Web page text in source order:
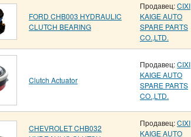
FORD CHB003 HYDRAULIC
CLUTCH BEARING
Продавец:CIXI
KAIGE AUTO
SPARE PARTS
CO.,LTD.
Clutch Actuator
Продавец:CIXI
KAIGE AUTO
SPARE PARTS
CO.,LTD.
CHEVROLET CHB032
Продавец:CIXI
KAIGE AUTO